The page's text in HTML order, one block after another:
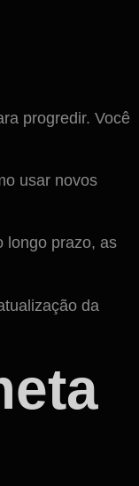
progredir. Você
usar novos
longo prazo, as
da